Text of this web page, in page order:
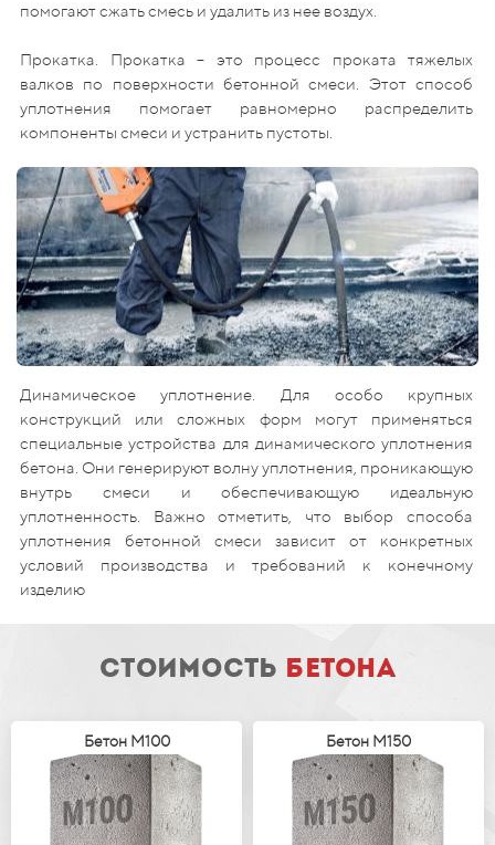
помогают сжать смесь и удалить из нее воздух.
Прокатка. Прокатка – это процесс проката тяжелых
валков по поверхности бетонной смеси. Этот способ
уплотнения помогает равномерно распределить
компоненты смеси и устранить пустоты.
Динамическое уплотнение. Для особо крупных
конструкций или сложных форм могут применяться
специальные устройства для динамического уплотнения
бетона. Они генерируют волну уплотнения, проникающую
внутрь смеси и обеспечивающую идеальную
уплотненность. Важно отметить, что выбор способа
уплотнения бетонной смеси зависит от конкретных
условий производства и требований к конечному
изделию
стоимость бетона
Бетон М100 Бетон М150